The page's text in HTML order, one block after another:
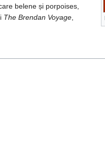
belene și porpoises,
The Brendan Voyage,